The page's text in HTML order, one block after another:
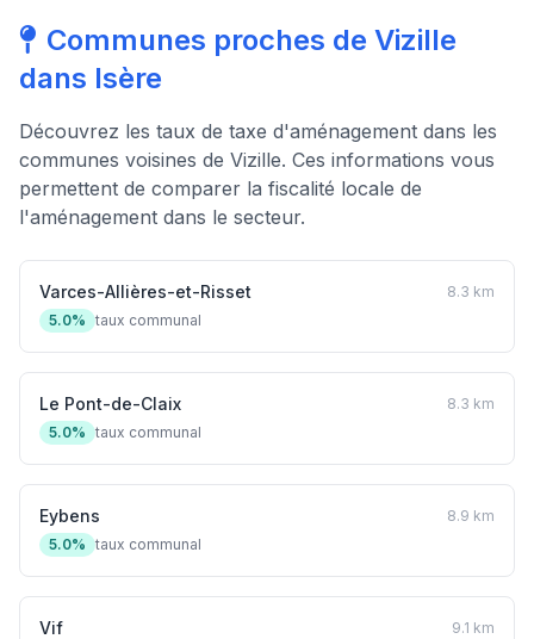
Communes proches de Vizille
dans Isère
Découvrez les taux de taxe d'aménagement dans les
communes voisines de Vizille. Ces informations vous
permettent de comparer la fiscalité locale de
l'aménagement dans le secteur.
Varces-Allières-et-Risset
8.3 km
5.0% taux communal
Le Pont-de-Claix
8.3 km
5.0% taux communal
Eybens
8.9 km
5.0% taux communal
Vif
9.1 km